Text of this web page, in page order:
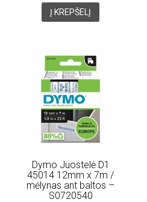
Į KREPŠELĮ
Dymo Juostelė D1
45014 12mm x 7m /
mėlynas ant baltos –
S0720540